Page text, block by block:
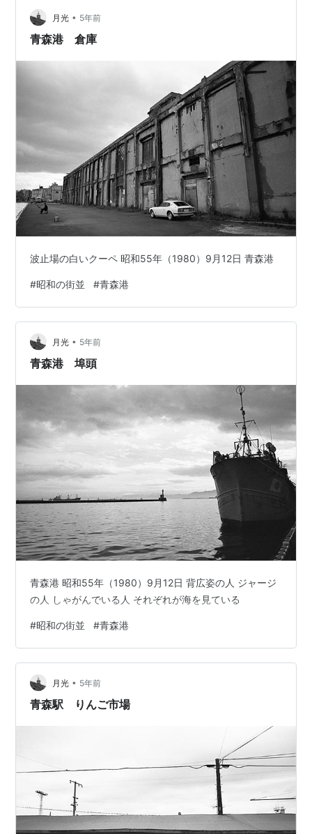
便だけど、おままご…
月光 • 5年前
青森港 倉庫
波止場の白いクーペ 昭和55年（1980）9月12日 青森港
#昭和の街並 #青森港
月光 • 5年前
青森港 埠頭
青森港 昭和55年（1980）9月12日 背広姿の人 ジャージ
の人 しゃがんでいる人 それぞれが海を見ている
#昭和の街並 #青森港
月光 • 5年前
青森駅 りんご市場